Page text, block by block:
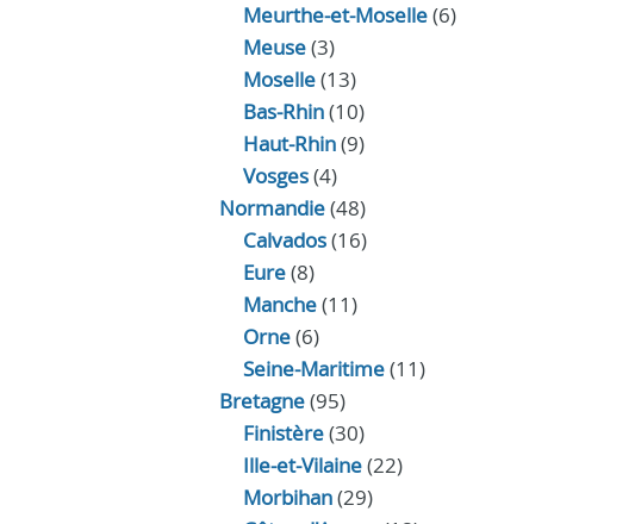
Meurthe-et-Moselle(6)
Meuse(3)
Moselle(13)
Bas-Rhin(10)
Haut-Rhin(9)
Vosges(4)
Normandie(48)
Calvados(16)
Eure(8)
Manche(11)
Orne(6)
Seine-Maritime(11)
Bretagne(95)
Finistère(30)
Ille-et-Vilaine(22)
Morbihan(29)